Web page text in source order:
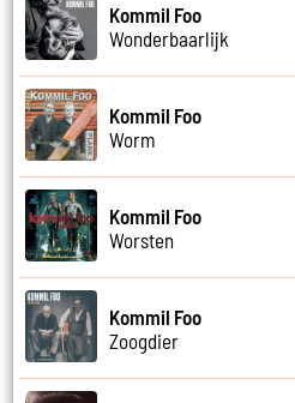
Kommil Foo
Wonderbaarlijk
Kommil Foo
Worm
Kommil Foo
Worsten
Kommil Foo
Zoogdier